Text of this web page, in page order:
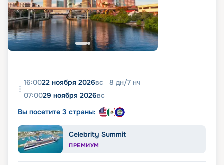
16:0022 ноября 2026вс 8 дн/7 нч
07:0029 ноября 2026вс
Вы посетите 3 страны:
Celebrity Summit
ПРЕМИУМ